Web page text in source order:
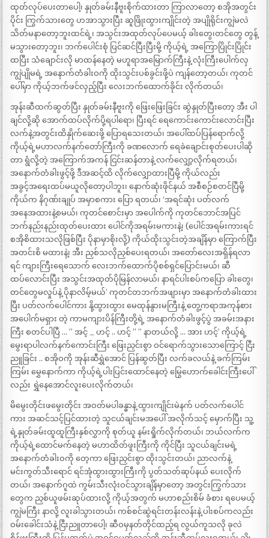
ထုတ်လုပ်ပေးတာပေါ့၊ နှုတ်ခမ်းနီဗူးစိုက်ထားတာ ကြာလာတော့ စအိုအတွင်း
ပိုင်း ကြွက်သားတွေ ဟအာသွားပြီး ဆူဖြိုးထွားကျိုင်းတဲ့ အပျိုရိုင်းကျွဲမလဲ
သိတ်မနာတော့ဘူးထင်ရဲ့၊ အသွင်းအထုတ်လုပ်ပေမယ့် ခါးတွေ၊တင်တွေ တွန့်
မသွားတော့ဘူး၊ ဘက်ပေါင်းစုံ ပြင်ဆင်ပြီးပြီးမို့ ကိုယ့်ရဲ့ အကြောပြိုင်းပြိုင်း
ထပြီး သံချောင်းလို မာထန်နေတဲ့ မဟူရာအမြောက်ကြီးနဲ့ လုံးကြီးပေါက်လှ
ကျွဲပျိုမရဲ့ အနောက်တံခါးဝကို ထိုးသွင်းပစ်ခွင်းဖို့ပဲ ကျန်တော့တယ်၊ ကုတင်
ပေါ်မှာ ကိုယ့်ဘက်ဖင်လှည့်ပြီး လေးဘက်ထောက်ခိုင်း လိုက်တယ်၊
အုန်းဆီထက်ဆွတ်ပြီး နှုတ်ခမ်းနီဗူးကို ဖြေးဖြေးခြင်း ဆွဲနှုတ်ပြီးတော့ အီး ပါ
ချင်လို့ဆို အောက်ထပ်လိုက်ပို့ရပါရော၊ ပြီးရင် ရေကောင်းကောင်းလောင်းပြီး
လက်နဲ့အတွင်းထိနှိုက်ဆေးဖို့ ပြောရသေးတယ်၊ အပေါ်ထပ်ပြန်ရောက်လို့
ကိုယ့်ရဲ့မဟာလက်နက်တော်ကြီးကို ခဏလောက် ရေခဲချောင်းစုတ်ပေးပါဆို
တာ ရွံလို့တဲ့ အကြောက်အကန် ငြင်းဆန်တာနဲ့ လက်လျှော့လိုက်ရတယ်၊
အနောက်တံခါးဖွင့်ဖို့ ဒီအဆင့်ထိ လိုက်လျှောထားပြီမို့ ကိုယ်လည်း
အခွင့်အရေးထပ်မယူလိုတော့ပါဘူး၊ နောက်ဆုံးဖိုင်နယ် အစီစဉ်စတင်ပြီမို့
ကိုယ်က နိဂုဏ်းချုပ် အမှာစကား ပြော ရတယ်၊ ‘အရင်ဆုံး ပတ်လက်
အနေအထားနဲ့စမယ်၊ ကုတင်စောင်းမှာ အပေါက်ကို ကုတင်ဘောင်အပြင်
ဘက်နည်းနည်းထုတ်ပေးထား ပေါင်ကိုအရမ်းမကားနဲ့၊ (ပေါင်အရမ်းကားရင်
စအိုစိထားသလိုဖြစ်ပြီး ပိုနာမှာစိုးလို့) ကိုယ်ထိုးသွင်းတဲ့အချိန်မှာ ကြောက်ပြီး
အတင်းစိ မထားနဲ့၊ အီး ညှစ်သလိုညှစ်ပေးရတယ်၊ အတော်လေးအရှိန်ရလာ
ရင် ကျားကြီးရေသောက် လေးဘက်ထောက်ပိုစစ်ရှင်ပြောင်းမယ်၊ ဆီ
ထပ်လောင်းပြီး အသွင်းအထုတ်ပိုမြန်လာမယ်၊ နာရင်ပါးစပ်ကပြော ခါးတွေ၊
တင်တွေမလှုပ်နဲ့ ပိုနာလိမ့်မယ်’ ကုတင်တဘက်အဖျားမှာ အနောက်တံခါးထား
ပြီး ပတ်လက်ပေါင်ကား နို့ထွားထွား မေထုန်နွားမကြီးနဲ့ တွေ့ကရာအကုန်စား
အပေါက်မရှား တဲ့ ကာမကျားပိန်ကြီးတို့ရဲ့ အနောက်တံခါးဖွင့်ပွဲ အခမ်းအနား
ကြီး စတင်ပါပြီ … ” အင့် _ ဟင့် .. ဟင့် ” ” နာတယ်လို့ … အား ဟင့်’ ကိုယ့်ရဲ့
မွေးရာပါလက်နက်ကောင်းကြီး ဖြေးညှင်းစွာ ဝင်ရောက်သွားသောကြောင့် ငြီး
ညူခြင်း .. စအိုဝကို အုန်းဆီရွှဲအောင် ပြန်ဆွတ်ပြီး လက်ခလယ်နဲ့ ခက်ကြမ်း
ကြမ်း မွှေနောက်ကာ ကိုယ့်ရဲ့ပါးပြင်းထောင်နေတဲ့ မြွေဟောက်ခေါင်းကြီးပေါ်
လည်း ရွှဲနေအောင်လူးပေးလိုက်တယ်၊
မိမွေးတိုင်းဖမွေးတိုင်း အဝတ်မပါခန္ဓာနဲ့ ထွားကျိုင်းမဲနက် ပတ်လက်ပေါင်
ကား အဆင်သင့်ပြင်ထားတဲ့ သူငယ်ချင်းမအပေါ် အလိုက်သင့် မှောက်ပြီး သူ့
ရဲ့နှုတ်ခမ်းထူထူကြီးနှစ်လွှာကို စုတ်ယူ နမ်းရှိုက်လိုက်တယ်၊ ဘယ်လက်က
ကိုယ့်ရဲ့ထောင်မက်နေတဲ့ မဟာထိတ်ဖူးကြီးကို ကိုင်ပြီး သူငယ်ချင်းမရဲ့
အနောက်တံခါးဝကို တေ့ကာ ဖြေးညှင်းစွာ ထိုးသွင်းတယ်၊ ညာလက်နဲ့
မင်းကွတ်သီးရောင် ရင်အုံထွားထွားကြီးကို ပွတ်သတ်ဆုပ်နယ် ပေးလိုက်
တယ်၊ အနောက်ဂူထဲ ကွမ်းသီးလုံးဝင်သွားချိန်မှာတော့ အတွင်းကြွက်သား
တွေက ညှစ်ယူဖမ်းဆုပ်ထားလို့ ကိုယ့်အတွက် မဟာစည်းစိမ် ခံစား ရပေမယ့်
ကျွဲမကြီး နာလို့ လူးခါသွားတယ်၊ ကစ်စင်ဆွဲရင်းတန်းလန်းနဲ့ ပါးစပ်ကလည်း
ဝမ်းခေါင်းသံနဲ့ ငြီးညူတာပေါ့၊ ဆီဝမှနတ်တိုင်ထည့်ရ လွယ်ကူသလို ခုလဲ